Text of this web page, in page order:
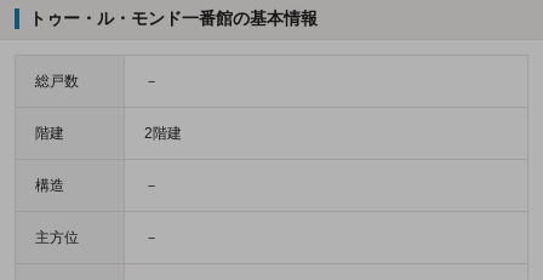
トゥー・ル・モンド一番館の基本情報
総戸数 －
階建 2階建
構造 －
主方位 －